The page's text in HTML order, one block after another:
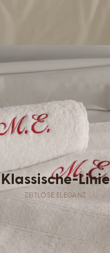
Klassische-Linie
ZEITLOSE ELEGANZ